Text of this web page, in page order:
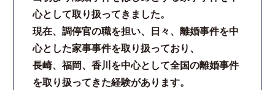
心として取り扱ってきました。
現在、調停官の職を担い、日々、離婚事件を中
心とした家事事件を取り扱っており、
長崎、福岡、香川を中心として全国の離婚事件
を取り扱ってきた経験があります。